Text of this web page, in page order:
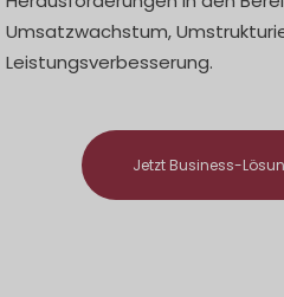
Umsatzwachstum,
Leistungsverbesserung.
Jetzt Business-